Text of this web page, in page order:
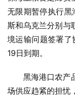
无限期暂停执行黑
斯和乌克兰分别与
境运输问题签署了
19日到期。
黑海港口农产
场供应趋紧的担忧